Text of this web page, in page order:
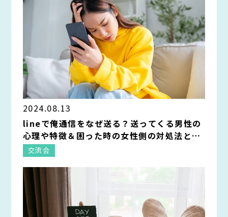
2024.08.13
lineで俺通信をなぜ送る？送ってくる男性の
心理や特徴＆困った時の女性側の対処法と
は？
交流会